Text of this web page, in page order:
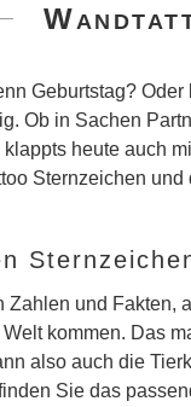
Geburtstag?
Ob in Sachen
heute auch
Sternzeichen
Zahlen und Fakten,
kommen. Das
also auch die
Sie das